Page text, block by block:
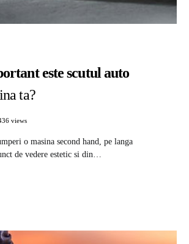
este scutul auto
ta?
views
o masina second hand, pe langa
de vedere estetic si din…